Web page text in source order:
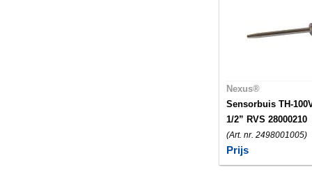
Nexus®
Sensorbuis TH-
1/2” RVS 28000210
(Art. nr. 2498001005)
Prijs